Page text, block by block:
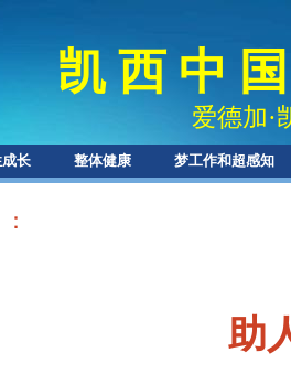
凯 西 中 国
长 整体健康 梦工作和超感知
爱德加·
：
助